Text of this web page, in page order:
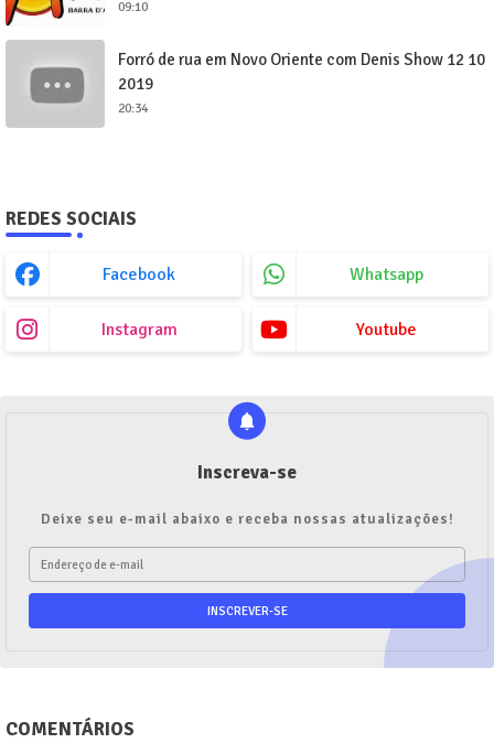
09:10
Forró de rua em Novo Oriente com Denis Show 12 10
2019
20:34
REDES SOCIAIS
Facebook Whatsapp
Instagram Youtube
Inscreva-se
Deixe seu e-mail abaixo e receba nossas atualizações!
COMENTÁRIOS